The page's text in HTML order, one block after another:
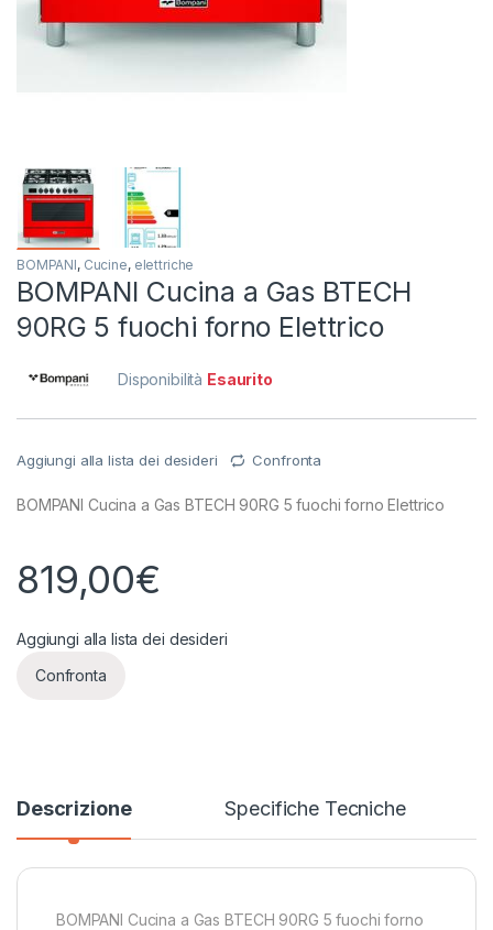
BOMPANI, Cucine, elettriche
BOMPANI Cucina a Gas BTECH
90RG 5 fuochi forno Elettrico
Disponibilità Esaurito
Aggiungi alla lista dei desideri Confronta
BOMPANI Cucina a Gas BTECH 90RG 5 fuochi forno Elettrico
819,00€
Aggiungi alla lista dei desideri
Confronta
Descrizione Specifiche Tecniche
BOMPANI Cucina a Gas BTECH 90RG 5 fuochi forno